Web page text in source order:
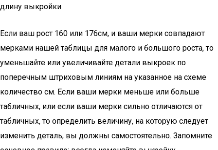
длину выкройки
Если ваш рост 160 или 176см, и ваши мерки совпадают
мерками нашей таблицы для малого и большого роста, то
уменьшайте или увеличивайте детали выкроек по
поперечным штриховым линиям на указанное на схеме
количество см. Если ваши мерки меньше или больше
табличных, или если ваши мерки сильно отличаются от
табличных, то определить величину, на которую следует
изменить деталь, вы должны самостоятельно. Запомните